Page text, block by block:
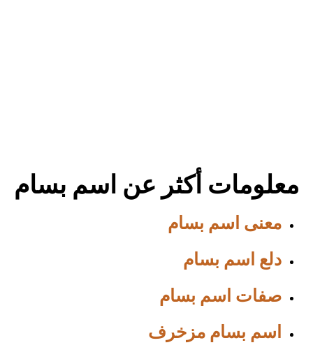
معلومات أكثر عن اسم بسام
معنى اسم بسام
دلع اسم بسام
صفات اسم بسام
اسم بسام مزخرف